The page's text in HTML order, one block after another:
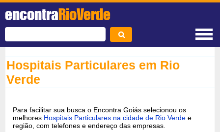
encontraRioVerde
Hospitais Particulares em Rio
Verde
Para facilitar sua busca o Encontra Goiás selecionou os
melhores Hospitais Particulares na cidade de Rio Verde e
região, com telefones e endereço das empresas.